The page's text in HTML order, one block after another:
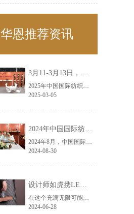
华恩推荐资讯
3月11-3月13日，华恩诚邀您共赴上海面辅料春夏展——华恩
2025年中国国际纺织面料及辅料（春夏）博览会即将盛大开启！感谢您对华恩品牌的关注！3.11-3.13，杭州华恩（LEMONLEE）诚邀您共赴这场春日的宴会！
2025-03-05
2024年中国国际纺织面料及辅料（秋冬）博览会完美收官！——华恩
2024年8月，中国国际纺织面料及辅料（秋冬）博览会完美收官！作为一家拥有30年历史的专业衣架制造商，我们非常荣幸能够参与这一盛会，并在此期间与众多客户进行了广泛而深入的交流。
2024-08-30
设计师如虎携LEMONLEE红雪松礼盒荣获第六届未来·已来香港新锐当代设计奖铜奖
在这个充满无限可能的2024年夏季，LEMONLEE品牌设计师如虎以其非凡的创意与对自然的深刻理解，精心打造的红雪松木球礼盒，在“2024未来·已来——第六届香港新锐当代设计奖”中摘得铜奖。这不仅是对设计师如虎原创设计能力的嘉奖，更是对LEMONLEE品牌的高度认可。
2024-06-28